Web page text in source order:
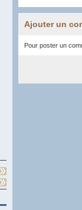
Ajouter un
Pour poster un